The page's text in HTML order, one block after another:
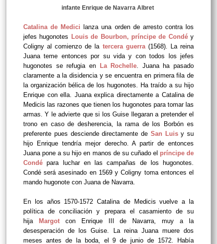
infante Enrique de Navarra Albret
Catalina de Medici
lanza una orden de arresto contra los
jefes hugonotes Louis de Bourbon, príncipe de Condé y
Coligny al comienzo de la tercera guerra (1568). La reina
Juana teme entonces por su vida y con todos los jefes
hugonotes se refugia en
La Rochelle. Juana ha pasado
claramente a la disidencia y se encuentra en primera fila de
la organización bélica de los hugonotes. Ha traído a su hijo
Enrique con ella. Juana explica directamente a Catalina de
Medicis las razones que tienen los hugonotes para tomar las
armas. Y le advierte que si los Guise llegaran a pretender el
trono en caso de desherencia, la rama de los Borbón es
preferente pues desciende directamente de San Luisy su
hijo Enrique tendría mejor derecho. A partir de entonces
Juana pone a su hijo en manos de su cuñado el príncipe de
Condé para luchar en las campañas de los hugonotes.
Condé será asesinado en 1569 y Coligny toma entonces el
mando hugonote con Juana de Navarra.
En los años 1570-1572 Catalina de Medicis vuelve a la
política de conciliación y prepara el casamiento de su
hija
Margot
con Enrique III de Navarra, muy a la
desesperación de los Guise. La reina Juana muere dos
meses antes de la boda, el 9 de junio de 1572. Había